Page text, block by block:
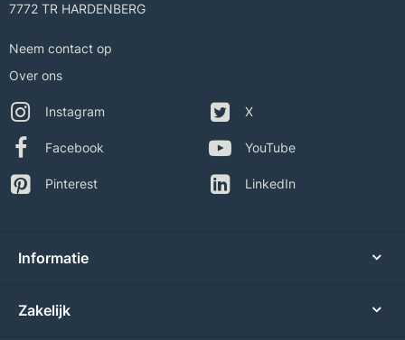
7772 TR HARDENBERG
Neem contact op
Over ons
Instagram
Facebook
Pinterest
X
YouTube
LinkedIn
Informatie
Zakelijk